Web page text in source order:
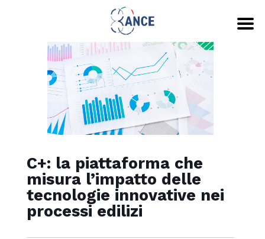
C+: la piattaforma che
misura l’impatto delle
tecnologie innovative nei
processi edilizi